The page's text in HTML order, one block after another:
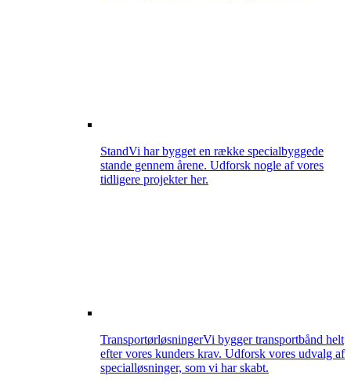
StandVi har bygget en række specialbyggede
stande gennem årene. Udforsk nogle af vores
tidligere projekter her.
TransportørløsningerVi bygger transportbånd helt
efter vores kunders krav. Udforsk vores udvalg af
specialløsninger, som vi har skabt.